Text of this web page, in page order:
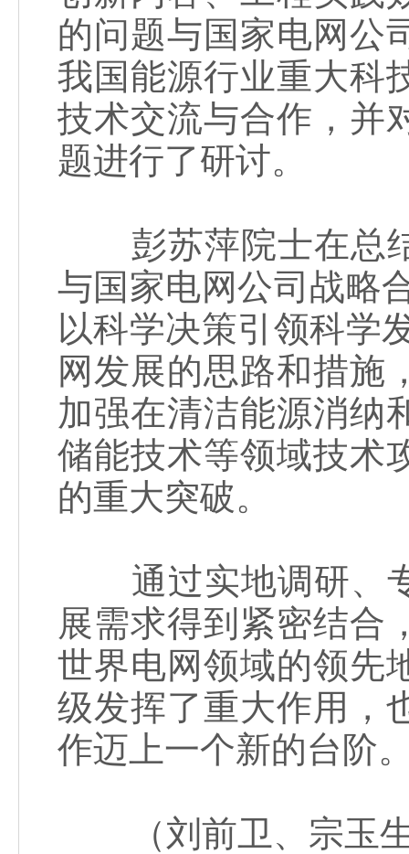
的问题与国家电网公
我国能源行业重大科
技术交流与合作，并
题进行了研讨。
彭苏萍院士在总结
与国家电网公司战略
以科学决策引领科学
网发展的思路和措施
加强在清洁能源消纳
储能技术等领域技术
的重大突破。
通过实地调研、专
展需求得到紧密结合
世界电网领域的领先
级发挥了重大作用，
作迈上一个新的台阶
（刘前卫、宗玉